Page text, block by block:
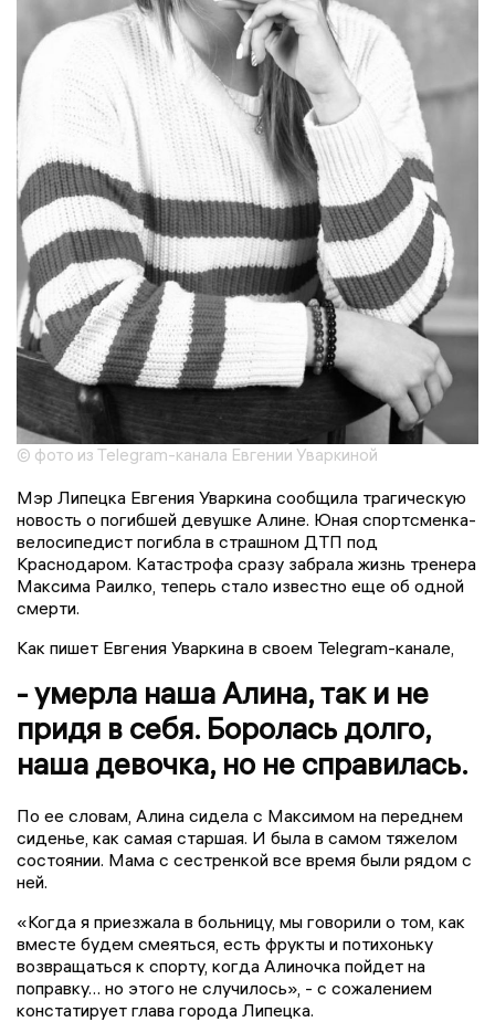
© фото из Telegram-канала Евгении Уваркиной
Мэр Липецка Евгения Уваркина сообщила трагическую
новость о погибшей девушке Алине. Юная спортсменка-
велосипедист погибла в страшном ДТП под
Краснодаром. Катастрофа сразу забрала жизнь тренера
Максима Раилко, теперь стало известно еще об одной
смерти.
Как пишет Евгения Уваркина в своем Telegram-канале,
- умерла наша Алина, так и не
придя в себя. Боролась долго,
наша девочка, но не справилась.
По ее словам, Алина сидела с Максимом на переднем
сиденье, как самая старшая. И была в самом тяжелом
состоянии. Мама с сестренкой все время были рядом с
ней.
«Когда я приезжала в больницу, мы говорили о том, как
вместе будем смеяться, есть фрукты и потихоньку
возвращаться к спорту, когда Алиночка пойдет на
поправку… но этого не случилось», - с сожалением
констатирует глава города Липецка.